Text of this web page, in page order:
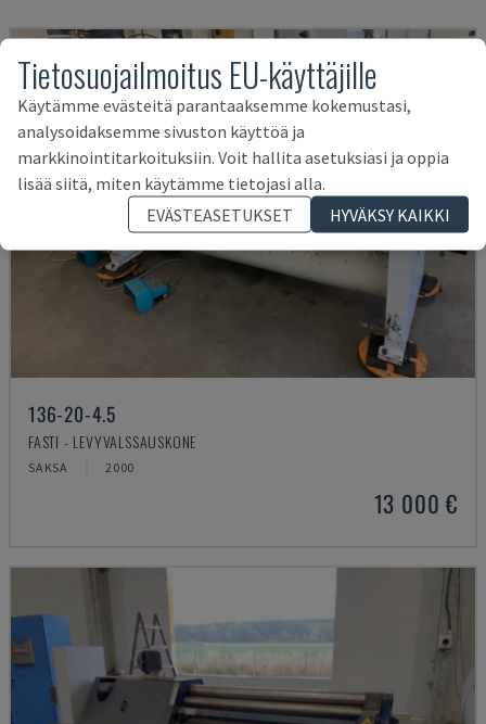
136-20-4.5
FASTI - LEVYVALSSAUSKONE
SAKSA 2000
13 000 €
Tietosuojailmoitus EU-käyttäjille
Käytämme evästeitä parantaaksemme kokemustasi,
analysoidaksemme sivuston käyttöä ja
markkinointitarkoituksiin. Voit hallita asetuksiasi ja oppia
lisää siitä, miten käytämme tietojasi alla.
EVÄSTEASETUKSET
HYVÄKSY KAIKKI